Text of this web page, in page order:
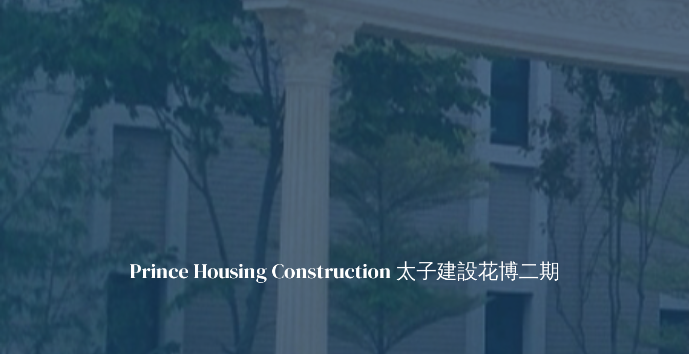
Prince Housing Construction 太子建設花博二期